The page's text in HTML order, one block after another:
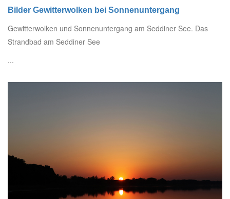
Bilder Gewitterwolken bei Sonnenuntergang
Gewitterwolken und Sonnenuntergang am Seddiner See. Das
Strandbad am Seddiner See
...